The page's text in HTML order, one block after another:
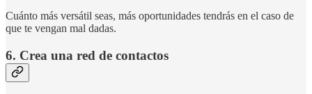
Cuánto más versátil seas, más oportunidades tendrás en el caso de
que te vengan mal dadas.
6. Crea una red de contactos